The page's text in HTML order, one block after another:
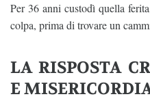
Per 36 anni custodì quella
colpa, prima di trovare un
LA RISPOSTA
E